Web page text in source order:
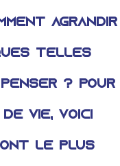
agrandir
telles
? Pour
vie, voici
ont le plus